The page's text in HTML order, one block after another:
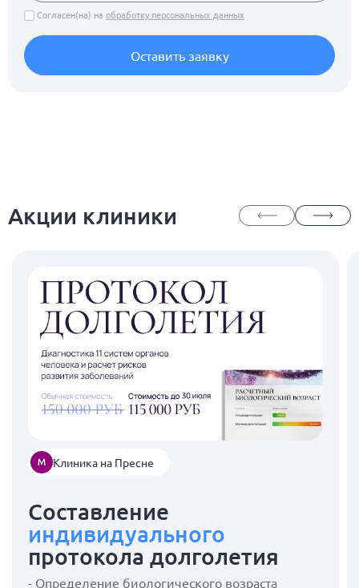
Согласен(на) на обработку персональных данных
Оставить заявку
Акции клиники
Клиника на Пресне
Составление
индивидуального
протокола долголетия
- Определение биологического возраста